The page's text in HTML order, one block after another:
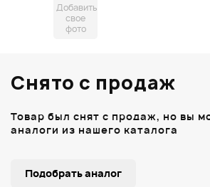
Добавить
свое
фото
Снято с продаж
Товар был снят с продаж, но вы
аналоги из нашего каталога
Подобрать аналог